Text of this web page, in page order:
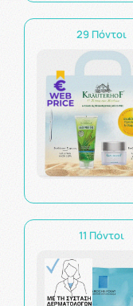
29 Πόντοι
11 Πόντοι